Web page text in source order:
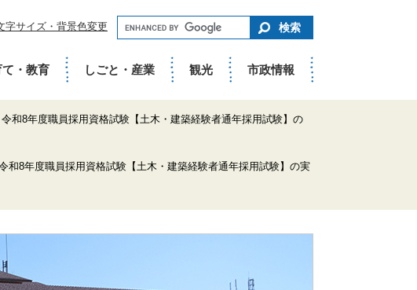
字サイズ・背景色変更
ー
ワ
ド
で
が
・教育 しごと・産業 観光 市政情報
令和8年度職員採用資格試験【土木・建築経験者通年採用試験】の
和8年度職員採用資格試験【土木・建築経験者通年採用試験】の実